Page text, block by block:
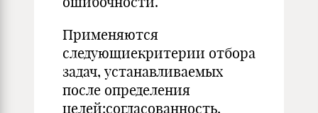
Применяются
следующиекритерии отбора
задач, устанавливаемых
после определения
целей:согласованность,